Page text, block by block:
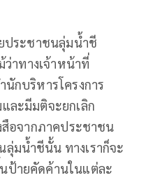
ประชาชนลุ่มน้ำชี
ว่าทางเจ้าหน้าที่
นักบริหารโครงการ
ละมีมติจะยกเลิก
สือจากภาคประชาชน
มน้ำชีนั้น ทางเราก็จะ
ป้ายคัดค้านในแต่ละ